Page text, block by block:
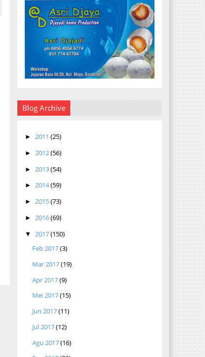
Blog Archive
► 2011 (25)
► 2012(56)
► 2013(54)
► 2014(59)
► 2015(73)
► 2016(69)
▼ 2017(150)
Feb 2017(3)
Mar 2017(19)
Apr 2017(9)
Mei 2017(15)
Jun 2017(11)
Jul 2017(12)
Agu 2017(16)